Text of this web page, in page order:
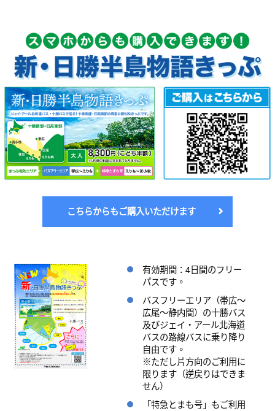
こちらからもご購入いただけます
有効期間：4日間のフリー
パスです。
バスフリーエリア（帯広～
広尾～静内間）の十勝バス
及びジェイ・アール北海道
バスの路線バスに乗り降り
自由です。
※ただし片方向のご利用に
限ります（逆戻りはできま
せん）
「特急とまも号」もご利用